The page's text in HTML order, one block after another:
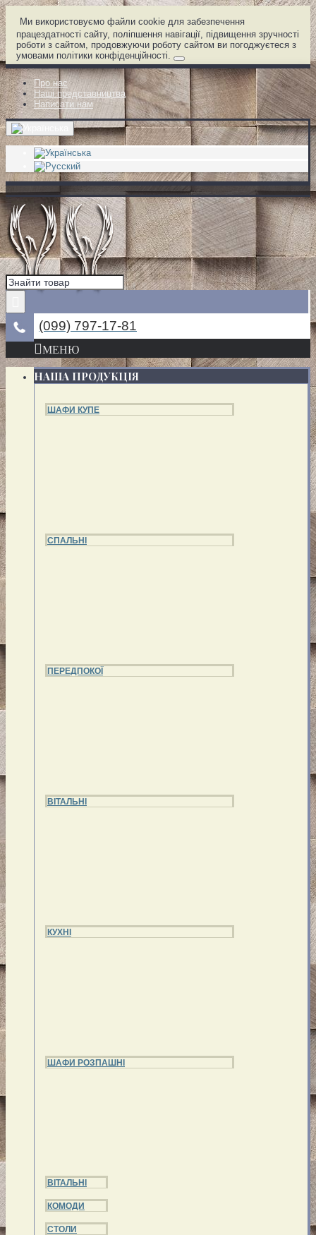
Ми використовуємо файли cookie для забезпечення
працездатності сайту, поліпшення навігації, підвищення зручності
роботи з сайтом, продовжуючи роботу сайтом ви погоджуєтеся з
умовами політики конфіденційності.
Про нас
Наші представництва
Написати нам
(099) 797-17-81
МЕНЮ
НАША ПРОДУКЦІЯ
ШАФИ КУПЕ
СПАЛЬНІ
ПЕРЕДПОКОЇ
ВІТАЛЬНІ
КУХНІ
ШАФИ РОЗПАШНІ
ВІТАЛЬНІ
КОМОДИ
СТОЛИ